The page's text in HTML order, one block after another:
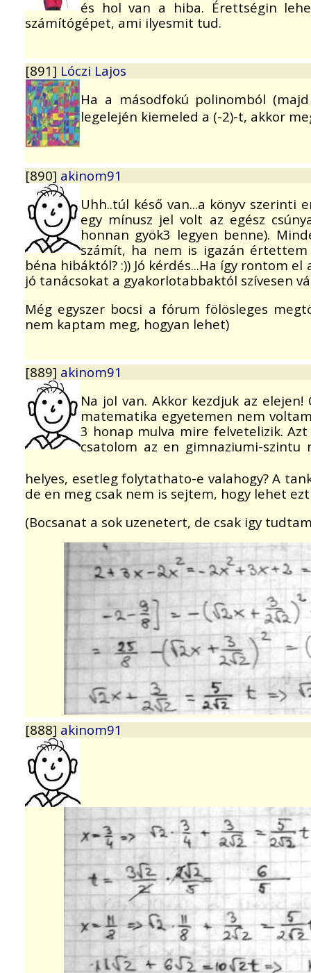
és hol van a hiba. Érettségin
számítógépet, ami ilyesmit tud.
[891] Lóczi Lajos
Ha a másodfokú polinomból
legelején kiemeled a (-2)-t, akkor
[890] akinom91
Uhh..túl késő van...a könyv szerinti
egy mínusz jel volt az egész
honnan gyök3 legyen benne).
számít, ha nem is igazán
béna hibáktól? :)) Jó kérdés...Ha így rontom
jó tanácsokat a gyakorlotabbaktól szívesen
Még egyszer bocsi a fórum fölösleges
nem kaptam meg, hogyan lehet)
[889] akinom91
Na jol van. Akkor kezdjuk az
matematika egyetemen nem
3 honap mulva mire felvetelizik.
csatolom az en gimnaziumi-szintu
helyes, esetleg folytathato-e valahogy? A
de en meg csak nem is sejtem, hogy lehet
(Bocsanat a sok uzenetert, de csak igy
[888] akinom91